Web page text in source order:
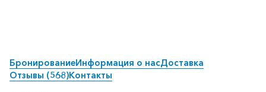
БронированиеИнформация о насДоставка
Отзывы (568)Контакты